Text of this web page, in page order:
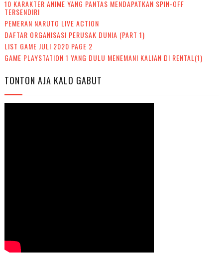
10 KARAKTER ANIME YANG PANTAS MENDAPATKAN SPIN-OFF
TERSENDIRI
PEMERAN NARUTO LIVE ACTION
DAFTAR ORGANISASI PERUSAK DUNIA (PART 1)
LIST GAME JULI 2020 PAGE 2
GAME PLAYSTATION 1 YANG DULU MENEMANI KALIAN DI RENTAL(1)
TONTON AJA KALO GABUT